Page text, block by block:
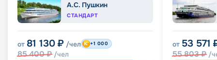
А.С. Пушкин
СТАНДАРТ
от 81 130 ₽ /чел
85 400₽ /чел
+1 000 от 53 571
55 803₽ /